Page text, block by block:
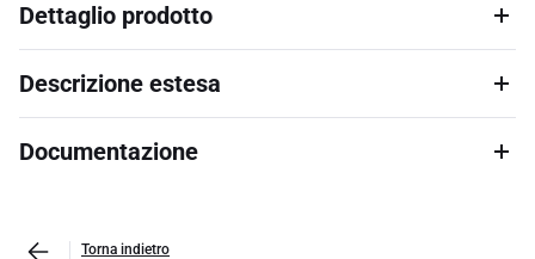
Dettaglio prodotto
Descrizione estesa
Documentazione
Torna indietro